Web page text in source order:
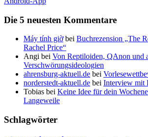
Die 5 neuesten Kommentare
Máy tính giờbei Buchrezension „The
Rachel Price“
Angi bei Von Reptiloiden, QAnon und
Verschwörungsideologien
ahrensburg-aktuell.de bei
norderstedt-aktuell.de bei Interview mit
Tobias bei Keine Idee für dein
Langeweile
Schlagwörter